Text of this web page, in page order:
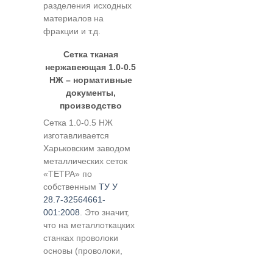
разделения исходных
материалов на
фракции и т.д.
Сетка тканая
нержавеющая 1.0-0.5
НЖ – нормативные
документы,
производство
Сетка 1.0-0.5 НЖ
изготавливается
Харьковским заводом
металлических сеток
«ТЕТРА» по
собственнымТУ У
28.7-32564661-
001:2008. Это значит,
что на металлоткацких
станках проволоки
основы (проволоки,